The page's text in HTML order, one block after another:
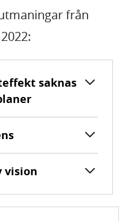
från
saknas
vision